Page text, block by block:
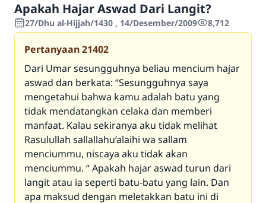
Apakah Hajar Aswad Dari Langit?
27/Dhu al-Hijjah/1430 , 14/Desember/2009 8,712
Pertanyaan21402
Dari Umar sesungguhnya beliau mencium hajar
aswad dan berkata: “Sesungguhnya saya
mengetahui bahwa kamu adalah batu yang
tidak mendatangkan celaka dan memberi
manfaat. Kalau sekiranya aku tidak melihat
Rasulullah sallallahu’alaihi wa sallam
menciummu, niscaya aku tidak akan
menciummu. “ Apakah hajar aswad turun dari
langit atau ia seperti batu-batu yang lain. Dan
apa maksud dengan meletakkan batu ini di